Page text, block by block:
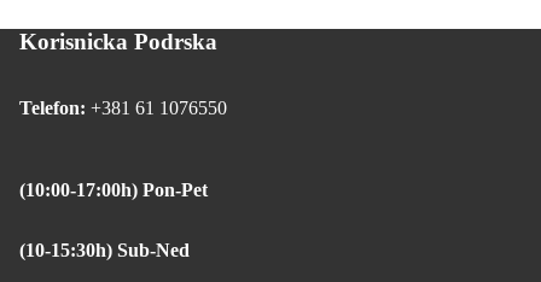
Korisnicka Podrska
Telefon: +381 61 1076550
(10:00-17:00h) Pon-Pet
(10-15:30h) Sub-Ned